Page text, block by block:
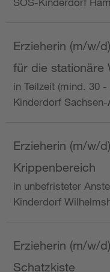
Erzieherin (m/w/
für die stationäre
in Teilzeit (mind. 30
Kinderdorf
Erzieherin (m/w/
Krippenbereich
in unbefristeter
Kinderdorf
Erzieherin (m/w/
Schatzkiste